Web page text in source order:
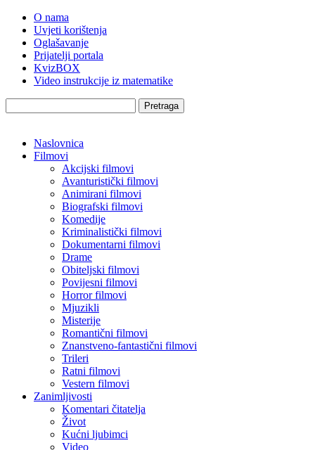
O nama
Uvjeti korištenja
Oglašavanje
Prijatelji portala
KvizBOX
Video instrukcije iz matematike
Pretraga
Naslovnica
Filmovi
Akcijski filmovi
Avanturistički filmovi
Animirani filmovi
Biografski filmovi
Komedije
Kriminalistički filmovi
Dokumentarni filmovi
Drame
Obiteljski filmovi
Povijesni filmovi
Horror filmovi
Mjuzikli
Misterije
Romantični filmovi
Znanstveno-fantastični filmovi
Trileri
Ratni filmovi
Vestern filmovi
Zanimljivosti
Komentari čitatelja
Život
Kućni ljubimci
Video